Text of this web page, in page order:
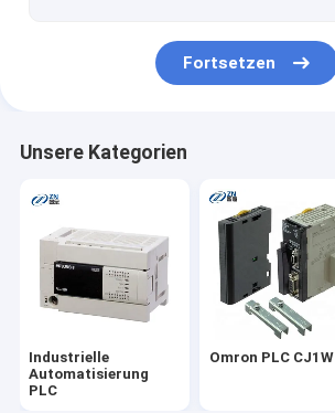
Fuji elektrisches HMI
Mitsubishi PLC-Modul
Touch Screen Mitsubishis HMI
Mitsubishi-Servomotor
Fortsetzen
Unsere Kategorien
Industrielle
Automatisierung
PLC
Omron PLC CJ1W